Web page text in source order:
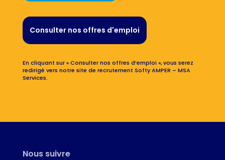
Consulter nos offres d'emploi
En cliquant sur « Consulter nos offres d’emploi », vous serez
redirigé vers notre site de recrutement Softy AMPER – MSA
Services.
Nous suivre